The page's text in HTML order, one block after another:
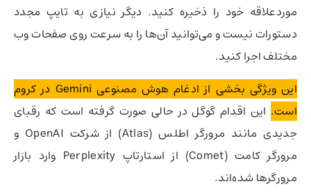
موردعلاقه خود را ذخیره کنید. دیگر نیازی به تایپ مجدد
دستورات نیست و می‌توانید آن‌ها را به سرعت روی صفحات وب
مختلف اجرا کنید.
این ویژگی بخشی از ادغام هوش مصنوعی Gemini در کروم
است. این اقدام گوگل در حالی صورت گرفته است که رقبای
جدیدی مانند مرورگر اطلس (Atlas) از شرکت OpenAI و
مرورگر کامت (Comet) از استارتاپ Perplexity وارد بازار
مرورگرها شده‌اند.